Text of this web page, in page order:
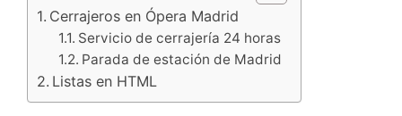
Cerrajeros en Ópera Madrid
Servicio de cerrajería 24 horas
Parada de estación de Madrid
Listas en HTML